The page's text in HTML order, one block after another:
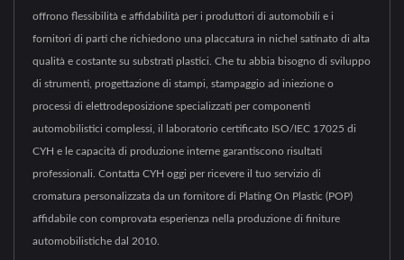
offrono flessibilità e affidabilità per i produttori di automobili e i
fornitori di parti che richiedono una placcatura in nichel satinato di alta
qualità e costante su substrati plastici. Che tu abbia bisogno di sviluppo
di strumenti, progettazione di stampi, stampaggio ad iniezione o
processi di elettrodeposizione specializzati per componenti
automobilistici complessi, il laboratorio certificato ISO/IEC 17025 di
CYH e le capacità di produzione interne garantiscono risultati
professionali. Contatta CYH oggi per ricevere il tuo servizio di
cromatura personalizzata da un fornitore di Plating On Plastic (POP)
affidabile con comprovata esperienza nella produzione di finiture
automobilistiche dal 2010.